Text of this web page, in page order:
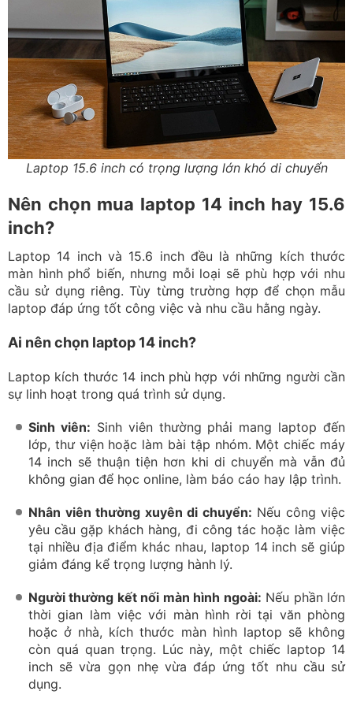
Laptop 15.6 inch có trọng lượng lớn khó di chuyển
Nên chọn mua laptop 14 inch hay 15.6
inch?
Laptop 14 inch và 15.6 inch đều là những kích thước
màn hình phổ biến, nhưng mỗi loại sẽ phù hợp với nhu
cầu sử dụng riêng. Tùy từng trường hợp để chọn mẫu
laptop đáp ứng tốt công việc và nhu cầu hằng ngày.
Ai nên chọn laptop 14 inch?
Laptop kích thước 14 inch phù hợp với những người cần
sự linh hoạt trong quá trình sử dụng.
Sinh viên: Sinh viên thường phải mang laptop đến
lớp, thư viện hoặc làm bài tập nhóm. Một chiếc máy
14 inch sẽ thuận tiện hơn khi di chuyển mà vẫn đủ
không gian để học online, làm báo cáo hay lập trình.
Nhân viên thường xuyên di chuyển: Nếu công việc
yêu cầu gặp khách hàng, đi công tác hoặc làm việc
tại nhiều địa điểm khác nhau, laptop 14 inch sẽ giúp
giảm đáng kể trọng lượng hành lý.
Người thường kết nối màn hình ngoài: Nếu phần lớn
thời gian làm việc với màn hình rời tại văn phòng
hoặc ở nhà, kích thước màn hình laptop sẽ không
còn quá quan trọng. Lúc này, một chiếc laptop 14
inch sẽ vừa gọn nhẹ vừa đáp ứng tốt nhu cầu sử
dụng.